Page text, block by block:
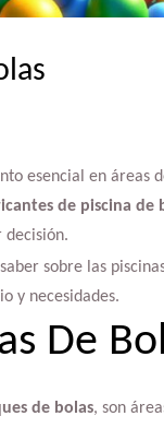
esencial en
de piscina de
sobre las
y necesidades.
De
de bolas, son